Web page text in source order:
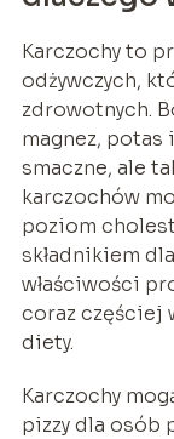
Karczochy to
odżywczych,
zdrowotnych.
magnez, potas
smaczne, ale
karczochów
poziom
składnikiem
właściwości
coraz częściej
diety.
Karczochy
pizzy dla osób